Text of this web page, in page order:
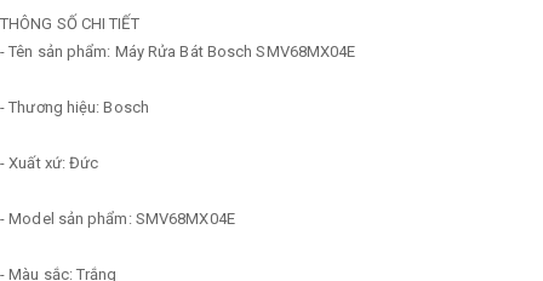
THÔNG SỐ CHI TIẾT
- Tên sản phẩm: Máy Rửa Bát Bosch SMV68MX04E
- Thương hiệu: Bosch
- Xuất xứ: Đức
- Model sản phẩm: SMV68MX04E
- Màu sắc: Trắng